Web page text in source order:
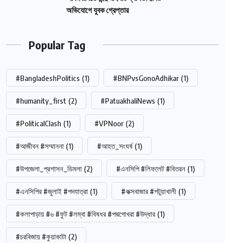
অভিযোগে যুবক গ্রেপ্তার
Popular Tag
#BangladeshPolitics (1) #BNPvsGonoAdhikar (1)
#humanity_first (2) #PatuakhaliNews (1)
#PoliticalClash (1) #VPNoor (2)
#আজীবন #সম্মাননা (1) #আহত_সংঘর্ষ (1)
#উপজেলা_প্রশাসন_ডিমলা (2) #এনসিপি #লিফলেট #বিতরন (1)
#এনসিপির #জুলাই #পদযাত্রা (1) #কক্সবাজার #পটুয়াখালী (1)
#কলাপাড়ায় #৬ #ফুট #লম্বা #বিষধর #পদ্মগোখরা #উদ্ধার (1)
#চরবিজায় #কুয়াকাটা (2)